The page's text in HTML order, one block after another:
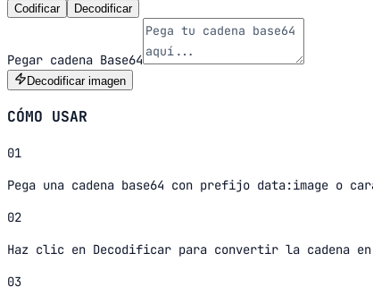
Codificar Decodificar
Pegar cadena Base64
Decodificar imagen
CÓMO USAR
01
Pega una cadena base64 con prefijo data:image o
02
Haz clic en Decodificar para convertir la cadena en
03